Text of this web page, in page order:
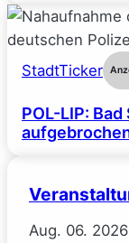
StadtTicker
POL-LIP:
Aug. 06. 2026